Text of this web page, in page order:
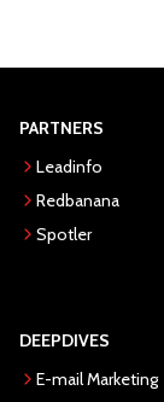
PARTNERS
Leadinfo
Redbanana
Spotler
DEEPDIVES
E-mail Marketing